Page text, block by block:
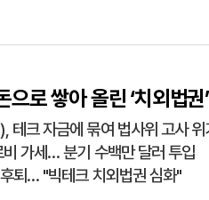
로 쌓아 올린 ‘치외법권
크 자금에 묶여 법사위 고사 위
가세… 분기 수백만 달러 투입
퇴… "빅테크 치외법권 심화"